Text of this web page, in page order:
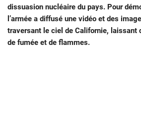
dissuasion nucléaire du pays. Pour
l’armée a diffusé une vidéo et des
traversant le ciel de Californie, laissant
de fumée et de flammes.